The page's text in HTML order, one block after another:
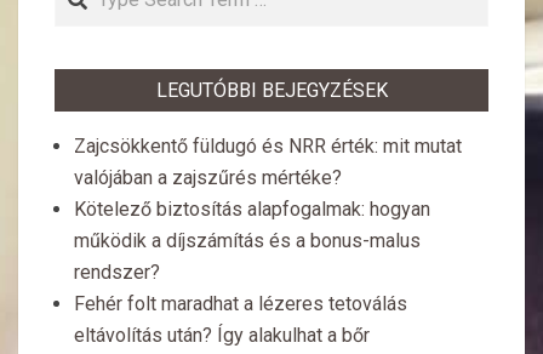
LEGUTÓBBI BEJEGYZÉSEK
Zajcsökkentő füldugó és NRR érték: mit mutat
valójában a zajszűrés mértéke?
Kötelező biztosítás alapfogalmak: hogyan
működik a díjszámítás és a bonus-malus
rendszer?
Fehér folt maradhat a lézeres tetoválás
eltávolítás után? Így alakulhat a bőr